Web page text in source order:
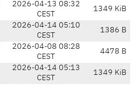
2026-04-13 08:32
CEST
1349 KiB
2026-04-14 05:10
CEST
1386 B
2026-04-08 08:28
CEST
4478 B
2026-04-14 05:13
CEST
1349 KiB